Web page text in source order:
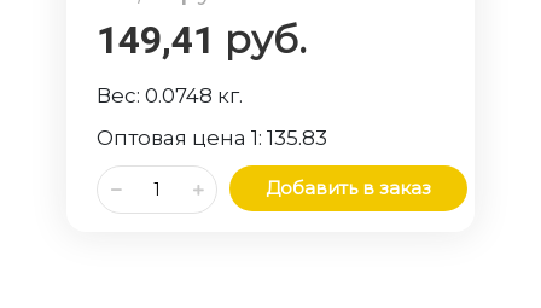
149,41 руб.
Вес:0.0748 кг.
Оптовая цена 1:135.83
Добавить в заказ